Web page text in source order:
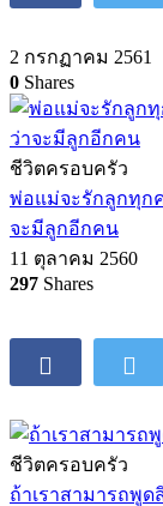
2 กรกฏาคม 2561
0 Shares
ชีวิตครอบครัว
พ่อแม่จะรักลูกทุกค
จะมีลูกอีกคน
11 ตุลาคม 2560
297 Shares
ชีวิตครอบครัว
ถ้าเราสามารถพูด